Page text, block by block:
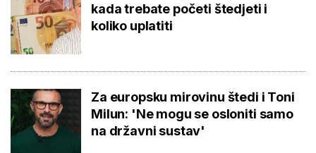
kada trebate početi štedjeti i
koliko uplatiti
Za europsku mirovinu štedi i Toni
Milun: 'Ne mogu se osloniti samo
na državni sustav'